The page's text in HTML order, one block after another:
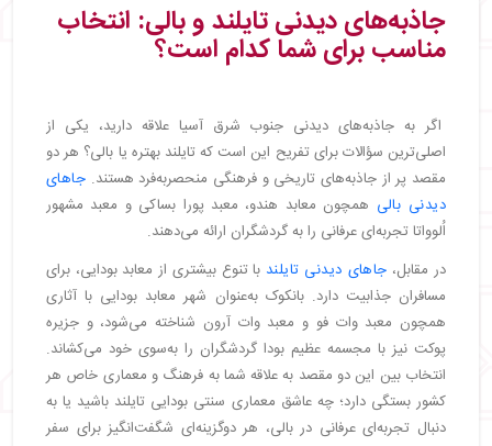
جاذبه‌های دیدنی تایلند و بالی: انتخاب
مناسب برای شما کدام است؟
اگر به جاذبه‌های دیدنی جنوب شرق آسیا علاقه دارید، یکی از
اصلی‌ترین سؤالات برای تفریح این است که تایلند بهتره یا بالی؟ هر دو
مقصد پر از جاذبه‌های تاریخی و فرهنگی منحصربه‌فرد هستند.جاهای
دیدنی بالی همچون معابد هندو، معبد پورا بساکی و معبد مشهور
اُلوواتا تجربه‌ای عرفانی را به گردشگران ارائه می‌دهند.
در مقابل، جاهای دیدنی تایلند با تنوع بیشتری از معابد بودایی، برای
مسافران جذابیت دارد. بانکوک به‌عنوان شهر معابد بودایی با آثاری
همچون معبد وات فو و معبد وات آرون شناخته می‌شود، و جزیره
پوکت نیز با مجسمه عظیم بودا گردشگران را به‌سوی خود می‌کشاند.
انتخاب بین این دو مقصد به علاقه شما به فرهنگ و معماری خاص هر
کشور بستگی دارد؛ چه عاشق معماری سنتی بودایی تایلند باشید یا به
دنبال تجربه‌ای عرفانی در بالی، هر دوگزینه‌ای شگفت‌انگیز برای سفر